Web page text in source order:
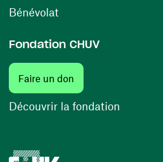
Bénévolat
Fondation CHUV
Faire un don
Découvrir la fondation